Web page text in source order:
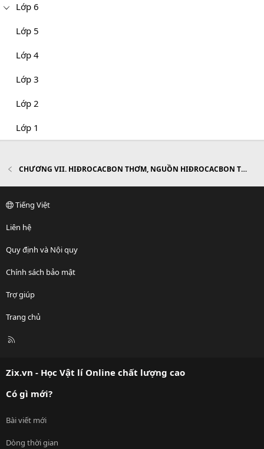
Lớp 6
Lớp 5
Lớp 4
Lớp 3
Lớp 2
Lớp 1
CHƯƠNG VII. HIĐROCACBON THƠM, NGUỒN HIĐROCACBON THIÊN NHIÊN. HỆ THỐNG HÓA VỀ HIĐROCACBON
Tiếng Việt
Liên hệ
Quy định và Nội quy
Chính sách bảo mật
Trợ giúp
Trang chủ
R
Zix.vn - Học Vật lí Online chất lượng cao
Có gì mới?
Bài viết mới
Dòng thời gian